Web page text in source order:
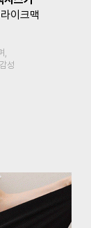
요~